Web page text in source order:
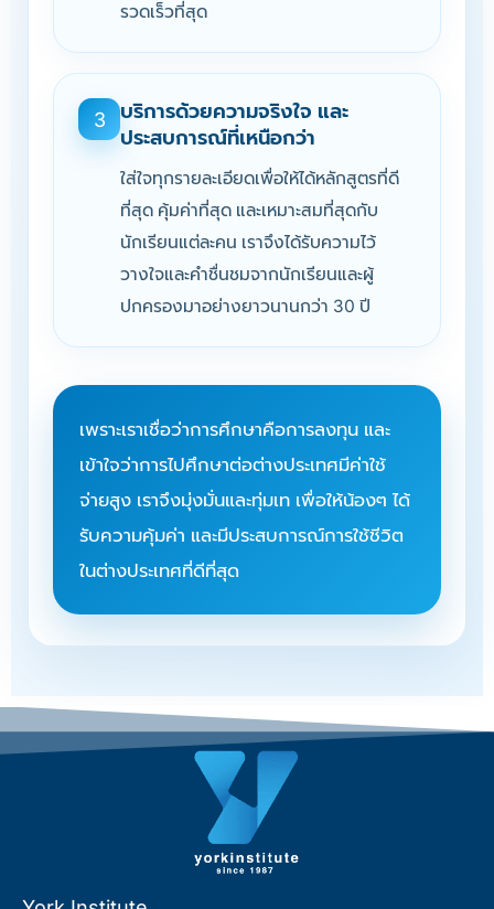
รวดเร็วที่สุด
3
บริการด้วยความจริงใจ และ
ประสบการณ์ที่เหนือกว่า
ใส่ใจทุกรายละเอียดเพื่อให้ได้หลักสูตรที่ดี
ที่สุด คุ้มค่าที่สุด และเหมาะสมที่สุดกับ
นักเรียนแต่ละคน เราจึงได้รับความไว้
วางใจและคำชื่นชมจากนักเรียนและผู้
ปกครองมาอย่างยาวนานกว่า 30 ปี
เพราะเราเชื่อว่าการศึกษาคือการลงทุน และ
เข้าใจว่าการไปศึกษาต่อต่างประเทศมีค่าใช้
จ่ายสูง เราจึงมุ่งมั่นและทุ่มเท เพื่อให้น้องๆ ได้
รับความคุ้มค่า และมีประสบการณ์การใช้ชีวิต
ในต่างประเทศที่ดีที่สุด